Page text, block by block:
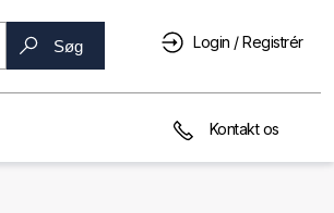
Søg Login / Registrér
Kontakt os